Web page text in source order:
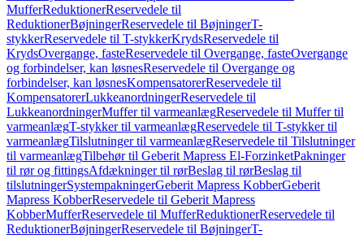
MufferReduktionerReservedele til
ReduktionerBøjningerReservedele til BøjningerT-
stykkerReservedele til T-stykkerKrydsReservedele til
KrydsOvergange, fasteReservedele til Overgange, fasteOvergange
og forbindelser, kan løsnesReservedele til Overgange og
forbindelser, kan løsnesKompensatorerReservedele til
KompensatorerLukkeanordningerReservedele til
LukkeanordningerMuffer til varmeanlægReservedele til Muffer til
varmeanlægT-stykker til varmeanlægReservedele til T-stykker til
varmeanlægTilslutninger til varmeanlægReservedele til Tilslutninger
til varmeanlægTilbehør til Geberit Mapress El-ForzinketPakninger
til rør og fittingsAfdækninger til rørBeslag til rørBeslag til
tilslutningerSystempakningerGeberit Mapress KobberGeberit
Mapress KobberReservedele til Geberit Mapress
KobberMufferReservedele til MufferReduktionerReservedele til
ReduktionerBøjningerReservedele til BøjningerT-